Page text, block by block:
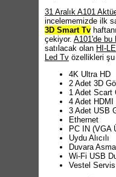
31 Aralık A101
incelememizde ilk
3D Smart Tv
çekiyor. A101'de bu
satılacak olan HI-
Led Tv özellikleri şu
4K Ultra HD
2 Adet 3D
1 Adet Scart
4 Adet HDMI
3 Adet USB
Ethernet
PC IN (VGA
Uydu Alıcılı
Duvara
Wi-Fi USB
Vestel